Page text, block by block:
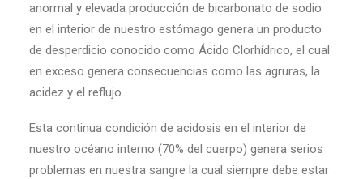
anormal y elevada producción de bicarbonato de sodio
en el interior de nuestro estómago genera un producto
de desperdicio conocido como Ácido Clorhídrico, el cual
en exceso genera consecuencias como las agruras, la
acidez y el reflujo.
Esta continua condición de acidosis en el interior de
nuestro océano interno (70% del cuerpo) genera serios
problemas en nuestra sangre la cual siempre debe estar